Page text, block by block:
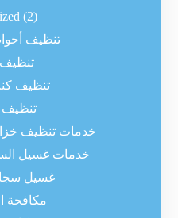
(2)
تنظيف
تنظيف
تنظيف
خدمات تنظيف
خدمات غسيل
غسيل
مكافحة